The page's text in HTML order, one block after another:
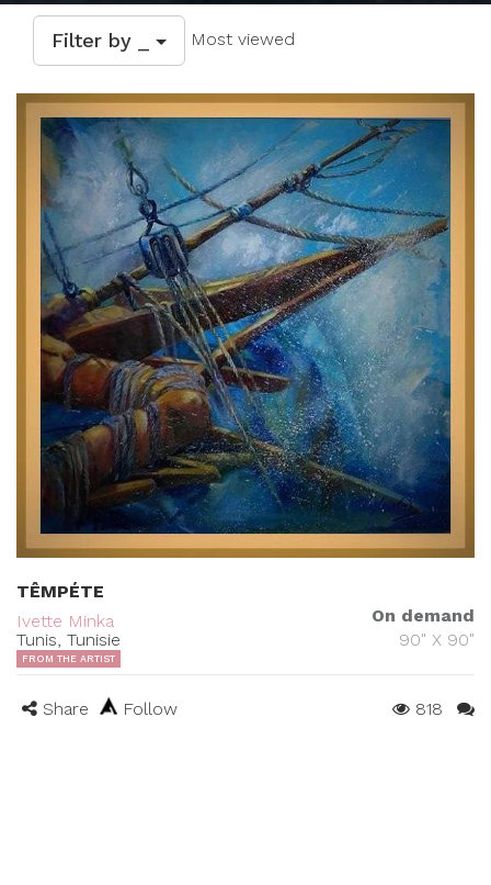
Filter by _ Most viewed
TÊMPÉTE
Ivette Minka
Tunis, Tunisie
On demand
90" X 90"
FROM THE ARTIST
Share Follow 818